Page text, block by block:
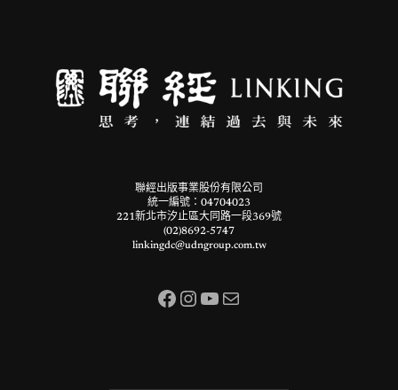
聯經出版事業股份有限公司
統一編號：04704023
221新北市汐止區大同路一段369號
(02)8692-5747
linkingdc@udngroup.com.tw
Facebook InstagramYouTube 電子郵件